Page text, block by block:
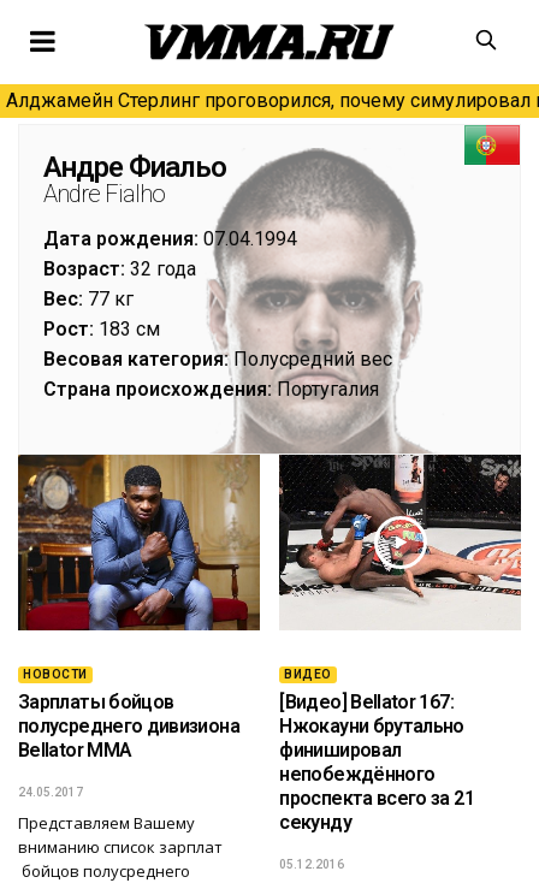
Алджамейн Стерлинг проговорился, почему симулировал
Андре Фиальо
Andre Fialho
Дата рождения: 07.04.1994
Возраст: 32 года
Вес: 77 кг
Рост: 183 см
Весовая категория:Полусредний вес
Страна происхождения: Португалия
НОВОСТИ
Зарплаты бойцов
полусреднего дивизиона
Bellator MMA
24.05.2017
Представляем Вашему
вниманию список зарплат
бойцов полусреднего
ВИДЕО
[Видео] Bellator 167:
Нжокауни брутально
финишировал
непобеждённого
проспекта всего за 21
секунду
05.12.2016